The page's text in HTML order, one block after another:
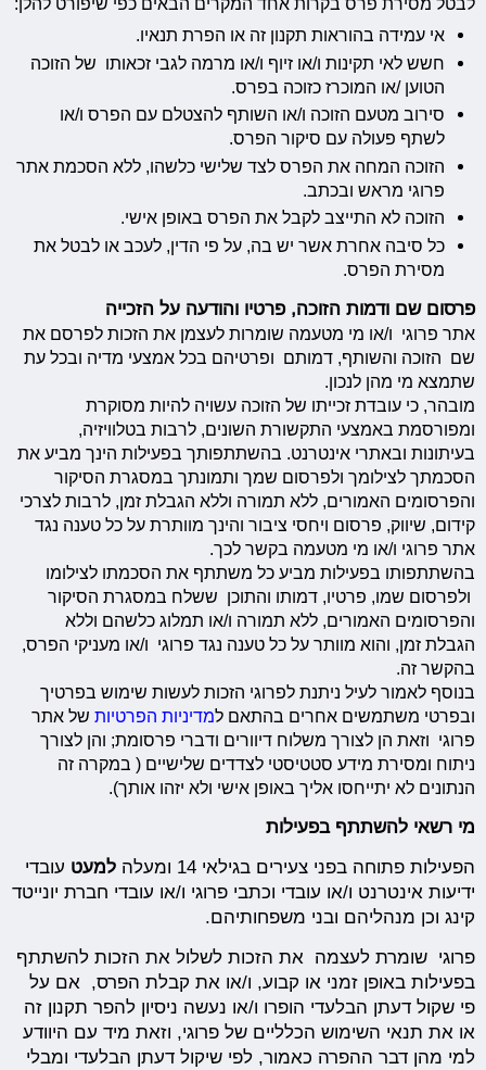
אי עמידה בהוראות תקנון זה או הפרת תנאיו.
חשש לאי תקינות ו/או זיוף ו/או מרמה לגבי זכאותו של הזוכה
הטוען /או המוכרז כזוכה בפרס.
סירוב מטעם הזוכה ו/או השותף להצטלם עם הפרס ו/או
לשתף פעולה עם סיקור הפרס.
הזוכה המחה את הפרס לצד שלישי כלשהו, ללא הסכמת אתר
פרוגי מראש ובכתב.
הזוכה לא התייצב לקבל את הפרס באופן אישי.
כל סיבה אחרת אשר יש בה, על פי הדין, לעכב או לבטל את
מסירת הפרס.
פרסום שם ודמות הזוכה, פרטיו והודעה על הזכייה
אתר פרוגי ו/או מי מטעמה שומרות לעצמן את הזכות לפרסם את
שם הזוכה והשותף, דמותם ופרטיהם בכל אמצעי מדיה ובכל עת
שתמצא מי מהן לנכון.
מובהר, כי עובדת זכייתו של הזוכה עשויה להיות מסוקרת
ומפורסמת באמצעי התקשורת השונים, לרבות בטלוויזיה,
בעיתונות ובאתרי אינטרנט. בהשתתפותך בפעילות הינך מביע את
הסכמתך לצילומך ולפרסום שמך ותמונתך במסגרת הסיקור
והפרסומים האמורים, ללא תמורה וללא הגבלת זמן, לרבות לצרכי
קידום, שיווק, פרסום ויחסי ציבור והינך מוותרת על כל טענה נגד
אתר פרוגי ו/או מי מטעמה בקשר לכך.
בהשתתפותו בפעילות מביע כל משתתף את הסכמתו לצילומו
ולפרסום שמו, פרטיו, דמותו והתוכן ששלח במסגרת הסיקור
והפרסומים האמורים, ללא תמורה ו/או תמלוג כלשהם וללא
הגבלת זמן, והוא מוותר על כל טענה נגד פרוגי ו/או מעניקי הפרס,
בהקשר זה.
בנוסף לאמור לעיל ניתנת לפרוגי הזכות לעשות שימוש בפרטיך
ובפרטי משתמשים אחרים בהתאם למדיניות הפרטיות של אתר
פרוגי וזאת הן לצורך משלוח דיוורים ודברי פרסומת; והן לצורך
ניתוח ומסירת מידע סטטיסטי לצדדים שלישיים ( במקרה זה
הנתונים לא יתייחסו אליך באופן אישי ולא יזהו אותך).
מי רשאי להשתתף בפעילות
הפעילות פתוחה בפני צעירים בגילאי 14 ומעלה
למעט עובדי
ידיעות אינטרנט ו/או עובדי וכתבי פרוגי ו/או עובדי חברת יונייטד
קינג וכן מנהליהם ובני משפחותיהם.
פרוגי שומרת לעצמה את הזכות לשלול את הזכות להשתתף
בפעילות באופן זמני או קבוע, ו/או את קבלת הפרס, אם על
פי שקול דעתן הבלעדי הופרו ו/או נעשה ניסיון להפר תקנון זה
או את תנאי השימוש הכלליים של פרוגי, וזאת מיד עם היוודע
למי מהן דבר ההפרה כאמור, לפי שיקול דעתן הבלעדי ומבלי